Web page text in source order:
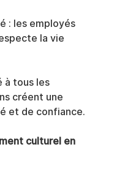
: les employés
la vie
à tous les
créent une
et de confiance.
culturel en